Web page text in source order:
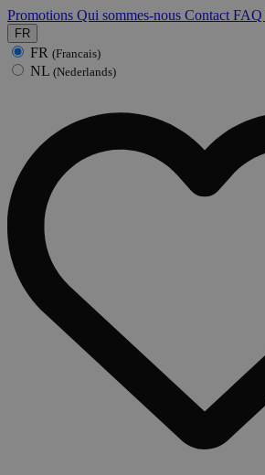
Promotions Qui sommes-nous Contact FAQ
FR
FR (Francais)
NL (Nederlands)